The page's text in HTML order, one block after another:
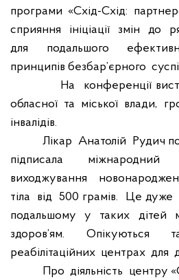
програми «Схід-Схід:
сприяння
ініціації змін до
для
подальшого
принципів безбар’єрного
На
конференції
обласної та міської влади,
інвалідів.
Лікар Анатолій Рудич
підписала
міжнародний
виходжування
тіла
від 500 грамів. Це дуже
подальшому
у таких дітей
здоров’ям.
Опікуються
реабілітаційних центрах для
Про діяльність центру